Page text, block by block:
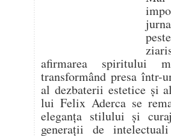
afirmarea spiritului
transformând presa
al dezbaterii estetice și
lui Felix Aderca se
eleganța stilului și
generații de